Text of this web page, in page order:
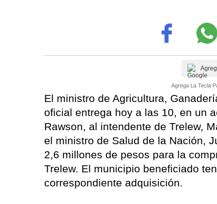
Agrega La Tecla
El ministro de Agricultura,
oficial entrega hoy a las 10, en un
Rawson, al intendente de Trelew,
el ministro de Salud de la Nación,
2,6 millones de pesos para la
Trelew. El municipio beneficiado
correspondiente adquisición.